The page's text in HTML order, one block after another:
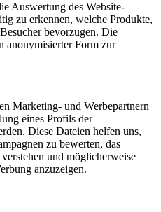
Auswertung des Website-
zu erkennen, welche Produkte,
bevorzugen. Die
anonymisierter Form zur
Marketing- und Werbepartnern
eines Profils der
Diese Dateien helfen uns,
zu bewerten, das
und möglicherweise
anzuzeigen.